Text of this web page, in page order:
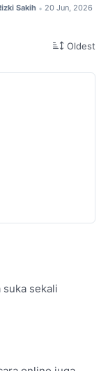
Sakih • 20 Jun, 2026
Oldest
suka sekali